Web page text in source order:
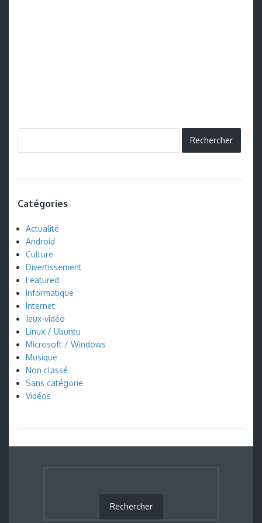
Catégories
Actualité
Android
Culture
Divertissement
Featured
Informatique
Internet
Jeux-vidéo
Linux / Ubuntu
Microsoft / Windows
Musique
Non classé
Sans catégorie
Vidéos